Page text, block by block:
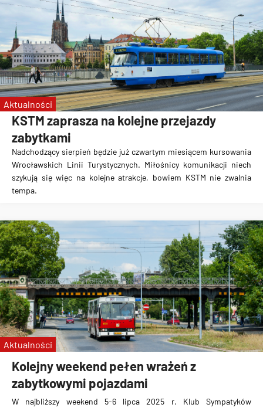
KSTM zaprasza na kolejne przejazdy
zabytkami
Nadchodzący sierpień będzie już czwartym miesiącem kursowania
Wrocławskich Linii Turystycznych. Miłośnicy komunikacji niech
szykują się więc na kolejne atrakcje, bowiem KSTM nie zwalnia
tempa.
Aktualności
Kolejny weekend pełen wrażeń z
zabytkowymi pojazdami
W najbliższy weekend 5-6 lipca 2025 r. Klub Sympatyków
Aktualności